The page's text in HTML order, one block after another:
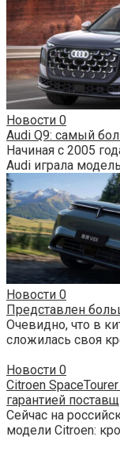
Новости 0
Audi Q9: самый
Начиная с 2005
Audi играла
Новости 0
Представлен
Очевидно, что в
сложилась своя
Новости 0
Citroen
гарантией
Сейчас на
модели Citroen: